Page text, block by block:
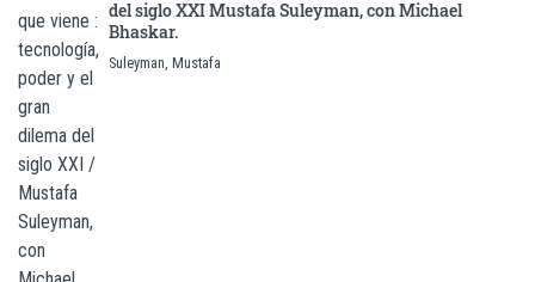
del siglo XXI Mustafa Suleyman, con Michael
Bhaskar.
Suleyman, Mustafa